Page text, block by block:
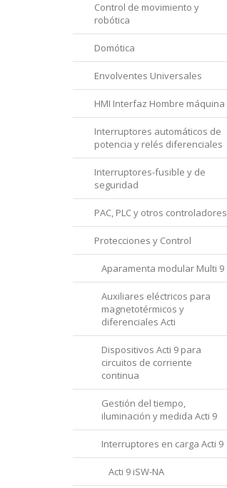
Control de movimiento y
robótica
Domótica
Envolventes Universales
HMI Interfaz Hombre máquina
Interruptores automáticos de
potencia y relés diferenciales
Interruptores-fusible y de
seguridad
PAC, PLC y otros controladores
Protecciones y Control
Aparamenta modular Multi 9
Auxiliares eléctricos para
magnetotérmicos y
diferenciales Acti
Dispositivos Acti 9 para
circuitos de corriente
continua
Gestión del tiempo,
iluminación y medida Acti 9
Interruptores en carga Acti 9
Acti 9 iSW-NA